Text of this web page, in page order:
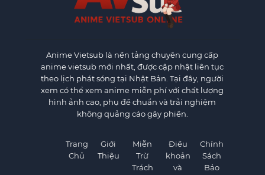
Anime Vietsub là nền tảng chuyên cung cấp
anime vietsub mới nhất, được cập nhật liên tục
theo lịch phát sóng tại Nhật Bản. Tại đây, người
xem có thể xem anime miễn phí với chất lượng
hình ảnh cao, phụ đề chuẩn và trải nghiệm
không quảng cáo gây phiền.
Trang
Chủ
Giới
Thiệu
Miễn
Trừ
Trách
Điều
khoản
và
Chính
Sách
Bảo